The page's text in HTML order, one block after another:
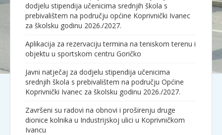
dodjelu stipendija učenicima srednjih škola s
prebivalištem na području općine Koprivnički Ivanec
za školsku godinu 2026./2027.
Aplikacija za rezervaciju termina na teniskom terenu i
objektu u sportskom centru Goričko
Javni natječaj za dodjelu stipendija učenicima
srednjih škola s prebivalištem na području Općine
Koprivnički Ivanec za školsku godinu 2026./2027.
Završeni su radovi na obnovi i proširenju druge
dionice kolnika u Industrijskoj ulici u Koprivničkom
Ivancu